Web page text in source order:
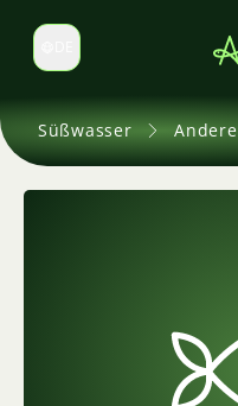
Sprache wechseln
Süßwasser Andere